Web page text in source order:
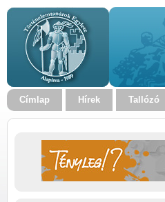
Címlap Hírek Tallózó